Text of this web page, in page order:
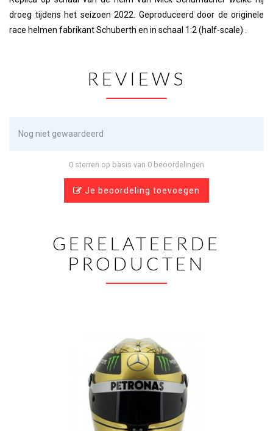
droeg tijdens het seizoen 2022. Geproduceerd door de originele
race helmen fabrikant Schuberth en in schaal 1:2 (half-scale) .
REVIEWS
Nog niet gewaardeerd
0 sterren op basis van 0 beoordelingen
Je beoordeling toevoegen
GERELATEERDE
PRODUCTEN